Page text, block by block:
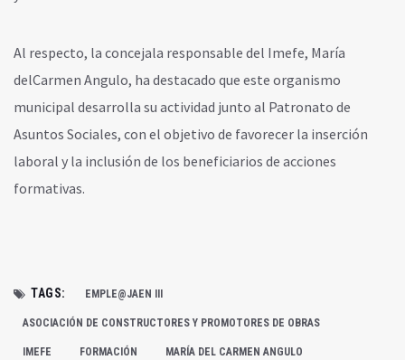
Al respecto, la concejala responsable del Imefe, María
delCarmen Angulo, ha destacado que este organismo
municipal desarrolla su actividad junto al Patronato de
Asuntos Sociales, con el objetivo de favorecer la inserción
laboral y la inclusión de los beneficiarios de acciones
formativas.
TAGS: EMPLE@JAEN III
ASOCIACIÓN DE CONSTRUCTORES Y PROMOTORES DE OBRAS
IMEFE FORMACIÓN MARÍA DEL CARMEN ANGULO